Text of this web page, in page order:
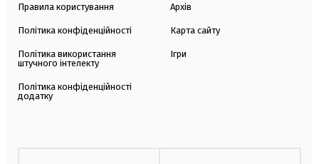
Правила користування
Політика конфіденційності
Політика використання
штучного інтелекту
Політика конфіденційності
додатку
Архів
Карта сайту
Ігри